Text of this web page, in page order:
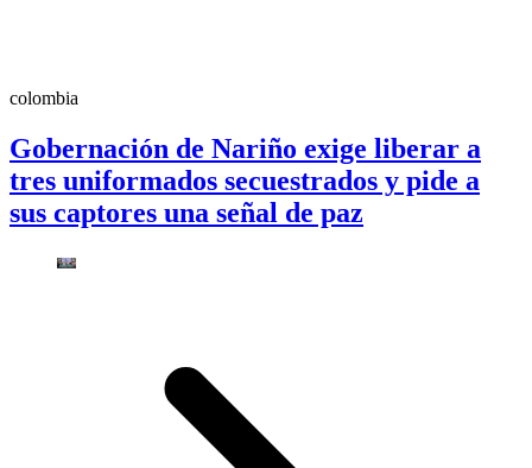
colombia
Gobernación de Nariño exige liberar a
tres uniformados secuestrados y pide a
sus captores una señal de paz